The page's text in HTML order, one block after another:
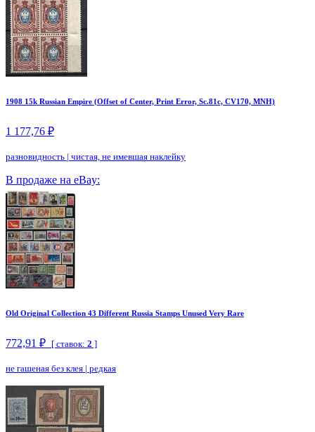
1908 15k Russian Empire (Offset of Center, Print Error, Sc.81c, CV170, MNH)
1 177,76 ₽
разновидность | чистая, не имевшая наклейку
В продаже на eBay:
Old Original Collection 43 Different Russia Stamps Unused Very Rare
772,91 ₽ [ ставок: 2 ]
не гашеная без клея | редкая